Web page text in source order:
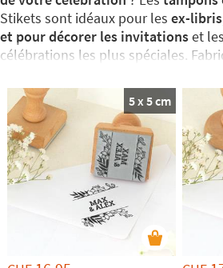
Stikets sont idéaux pour les ex-
et pour décorer les invitationset
célébrations les plus spéciales.
votre touche personnelle à vos
5 x 5 cm